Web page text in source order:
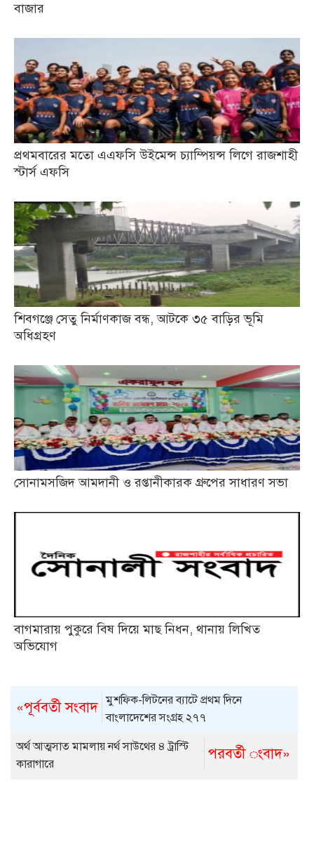
বাজার
প্রথমবারের মতো এএফসি উইমেন্স চ্যাম্পিয়ন্স লিগে রাজশাহী
স্টার্স এফসি
শিবগঞ্জে সেতু নির্মাণকাজ বন্ধ, আটকে ৩৫ বাড়ির ভূমি
অধিগ্রহণ
সোনামসজিদ আমদানী ও রপ্তানীকারক গ্রুপের সাধারণ সভা
বাগমারায় পুকুরে বিষ দিয়ে মাছ নিধন, থানায় লিখিত
অভিযোগ
«পূর্ববর্তী সংবাদ মুশফিক-লিটনের ব্যাটে প্রথম দিনে
বাংলাদেশের সংগ্রহ ২৭৭
পরবর্তী ংবাদ»
অর্থ আত্মসাত মামলায় নর্থ সাউথের ৪ ট্রাস্টি
কারাগারে